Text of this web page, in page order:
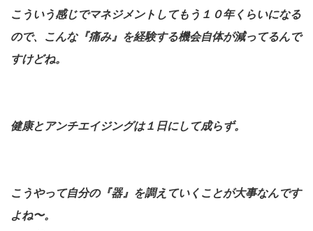
こういう感じでマネジメントしてもう１０年くらいになる
ので、こんな『痛み』を経験する機会自体が減ってるんで
すけどね。
健康とアンチエイジングは１日にして成らず。
こうやって自分の『器』を調えていくことが大事なんです
よね〜。